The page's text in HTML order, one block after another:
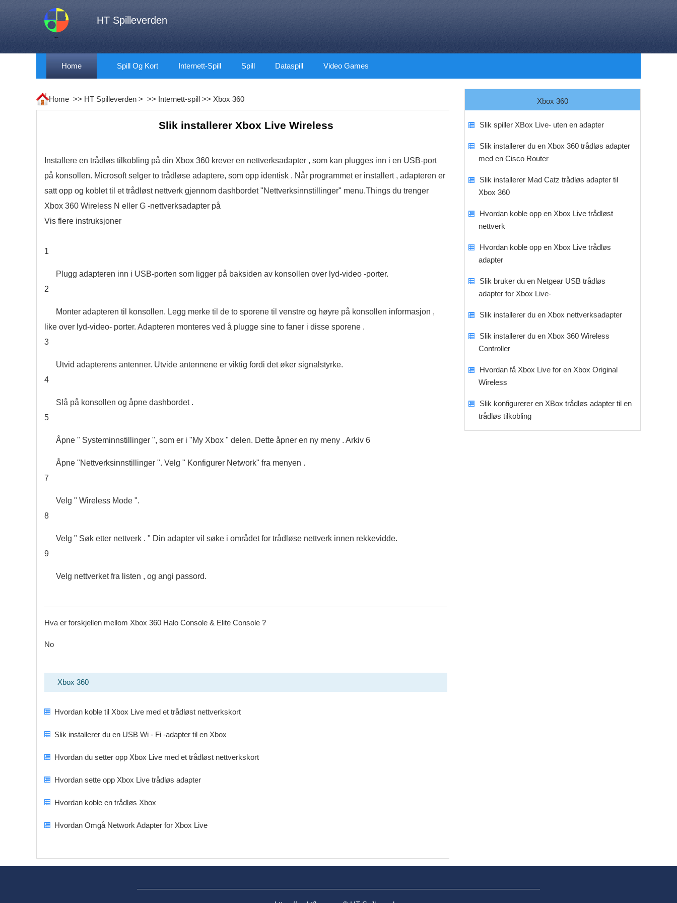
HT Spilleverden
Home Spill Og Kort Internett-Spill Spill Dataspill Video Games
Home >> HT Spilleverden > >> Internett-spill >> Xbox 360
Slik installerer Xbox Live Wireless
Installere en trådløs tilkobling på din Xbox 360 krever en nettverksadapter , som kan plugges inn i en USB-port
på konsollen. Microsoft selger to trådløse adaptere, som opp identisk . Når programmet er installert , adapteren er
satt opp og koblet til et trådløst nettverk gjennom dashbordet "Nettverksinnstillinger" menu.Things du trenger
Xbox 360 Wireless N eller G -nettverksadapter på
Vis flere instruksjoner
1
Plugg adapteren inn i USB-porten som ligger på baksiden av konsollen over lyd-video -porter.
2
Monter adapteren til konsollen. Legg merke til de to sporene til venstre og høyre på konsollen informasjon ,
like over lyd-video- porter. Adapteren monteres ved å plugge sine to faner i disse sporene .
3
Utvid adapterens antenner. Utvide antennene er viktig fordi det øker signalstyrke.
4
Slå på konsollen og åpne dashbordet .
5
Åpne " Systeminnstillinger ", som er i "My Xbox " delen. Dette åpner en ny meny . Arkiv 6
Åpne "Nettverksinnstillinger ". Velg " Konfigurer Network" fra menyen .
7
Velg " Wireless Mode ".
8
Velg " Søk etter nettverk . " Din adapter vil søke i området for trådløse nettverk innen rekkevidde.
9
Velg nettverket fra listen , og angi passord.
Hva er forskjellen mellom Xbox 360 Halo Console & Elite Console ?
No
Xbox 360
Hvordan koble til Xbox Live med et trådløst nettverkskort
Slik installerer du en USB Wi - Fi -adapter til en Xbox
Hvordan du setter opp Xbox Live med et trådløst nettverkskort
Hvordan sette opp Xbox Live trådløs adapter
Hvordan koble en trådløs Xbox
Hvordan Omgå Network Adapter for Xbox Live
Xbox 360
Slik spiller XBox Live- uten en adapter
Slik installerer du en Xbox 360 trådløs adapter
med en Cisco Router
Slik installerer Mad Catz trådløs adapter til
Xbox 360
Hvordan koble opp en Xbox Live trådløst
nettverk
Hvordan koble opp en Xbox Live trådløs
adapter
Slik bruker du en Netgear USB trådløs
adapter for Xbox Live-
Slik installerer du en Xbox nettverksadapter
Slik installerer du en Xbox 360 Wireless
Controller
Hvordan få Xbox Live for en Xbox Original
Wireless
Slik konfigurerer en XBox trådløs adapter til en
trådløs tilkobling